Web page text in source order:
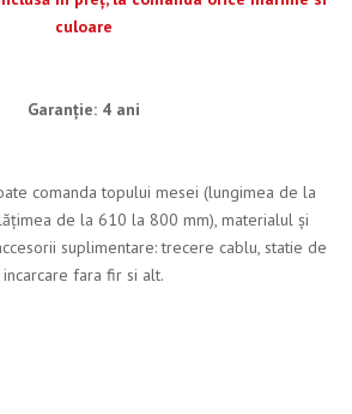
culoare
Garanție: 4 ani
comanda topului mesei (lungimea de la
de la 610 la 800 mm), materialul și
suplimentare: trecere cablu, statie de
incarcare fara fir si alt.